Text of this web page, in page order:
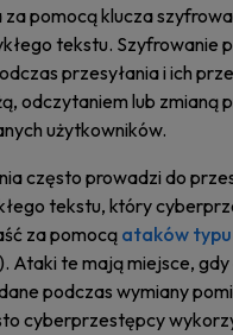
pomocą klucza
tekstu. Szyfrowanie
przesyłania i ich
odczytaniem lub zmianą
użytkowników.
często prowadzi do
tekstu, który
za pomocą ataków
Ataki te mają miejsce,
podczas wymiany
cyberprzestępcy